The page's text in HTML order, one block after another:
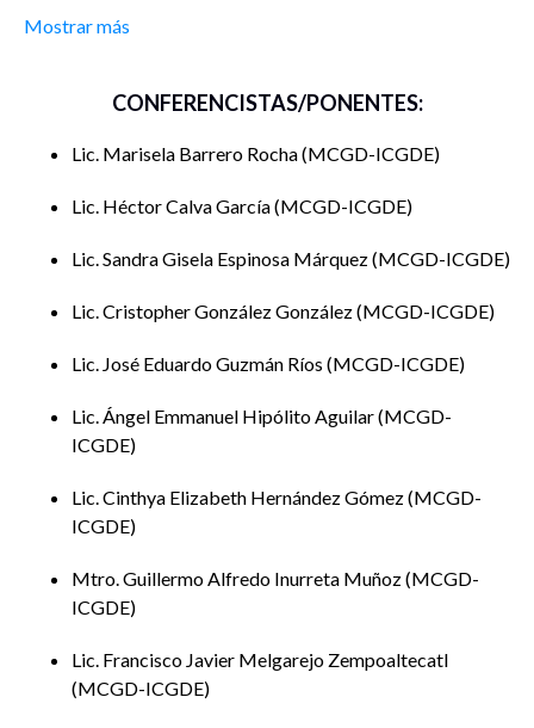
Marisela
Captación de agua pluvial obligatoria en
Cuautlancingo, Puebla.
Calva García
El sistema educativo rural en
de tecnología educativa que permita el
Espinosa
Sandra Gisela
Análisis del Sistema Nacional de Atención
para la Solución de quejas del Gobierno
Estado en Puebla (2021-2024).
González
Cristopher
discapacidad motriz.
Guzmán Rios
de la competitividad forzosa y
producción en masa de profesionistas.
Mostrar más
CONFERENCISTAS/PONENTES:
Lic. Marisela Barrero Rocha MCGD-ICGDE
Lic. Héctor Calva García MCGD-ICGDE
Lic. Sandra Gisela Espinosa Márquez MCGD-ICGDE
Lic. Cristopher González González MCGD-ICGDE
Lic. José Eduardo Guzmán Ríos MCGD-ICGDE
Lic. Ángel Emmanuel Hipólito Aguilar MCGD-
ICGDE
Lic. Cinthya Elizabeth Hernández Gómez MCGD-
ICGDE
Mtro. Guillermo Alfredo Inurreta Muñoz MCGD-
ICGDE
Lic. Francisco Javier Melgarejo Zempoaltecatl
MCGD-ICGDE